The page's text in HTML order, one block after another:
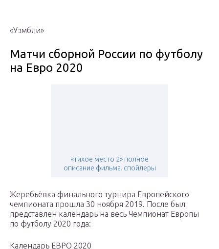
«Уэмбли»
Матчи сборной России по футболу
на Евро 2020
«тихое место 2» полное
описание фильма. спойлеры
Жеребьёвка финального турнира Европейского
чемпионата прошла 30 ноября 2019. После был
представлен календарь на весь Чемпионат Европы
по футболу 2020 года:
Календарь ЕВРО 2020